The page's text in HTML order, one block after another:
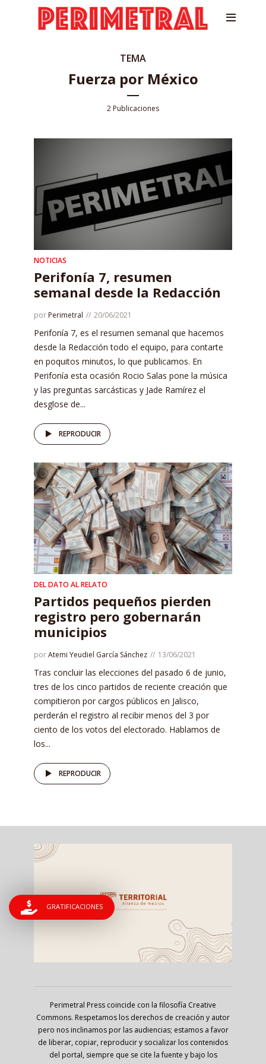
TEMA
Fuerza por México
2 Publicaciones
NOTICIAS
Perifonía 7, resumen
semanal desde la Redacción
por Perimetral 20/06/2021
Perifonía 7, es el resumen semanal que hacemos
desde la Redacción todo el equipo, para contarte
en poquitos minutos, lo que publicamos. En
Perifonía esta ocasión Rocio Salas pone la música
y las preguntas sarcásticas y Jade Ramírez el
desglose de...
REPRODUCIR
DEL DATO AL RELATO
Partidos pequeños pierden
registro pero gobernarán
municipios
porAtemi Yeudiel García Sánchez 13/06/2021
Tras concluir las elecciones del pasado 6 de junio,
tres de los cinco partidos de reciente creación que
compitieron por cargos públicos en Jalisco,
perderán el registro al recibir menos del 3 por
ciento de los votos del electorado. Hablamos de
los...
REPRODUCIR
Perimetral Press coincide con la filosofía Creative
Commons. Respetamos los derechos de creación y autor
pero nos inclinamos por las audiencias; estamos a favor
de liberar, copiar, reproducir y socializar los contenidos
del portal, siempre que se cite la fuente y bajo los
GRATIFICACIONES